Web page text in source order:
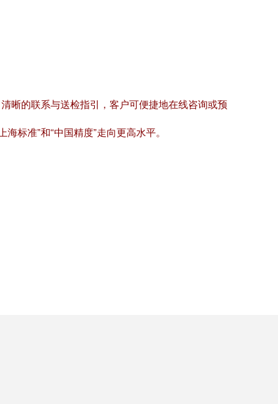
晰的联系与送检指引，客户可便捷地在线咨询或预
标准”和“中国精度”走向更高水平。